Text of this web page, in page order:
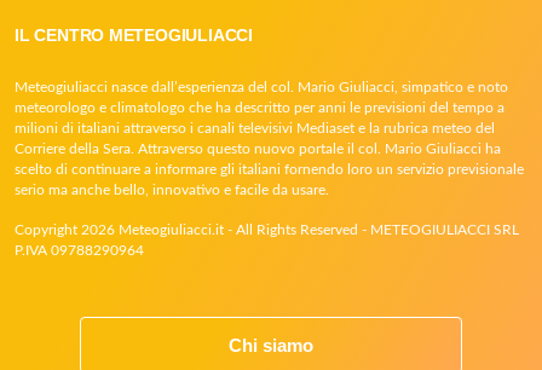
IL CENTRO METEOGIULIACCI
Meteogiuliacci nasce dall’esperienza del col. Mario Giuliacci, simpatico e noto
meteorologo e climatologo che ha descritto per anni le previsioni del tempo a
milioni di italiani attraverso i canali televisivi Mediaset e la rubrica meteo del
Corriere della Sera. Attraverso questo nuovo portale il col. Mario Giuliacci ha
scelto di continuare a informare gli italiani fornendo loro un servizio previsionale
serio ma anche bello, innovativo e facile da usare.
Copyright 2026 Meteogiuliacci.it - All Rights Reserved - METEOGIULIACCI SRL
P.IVA 09788290964
Chi siamo